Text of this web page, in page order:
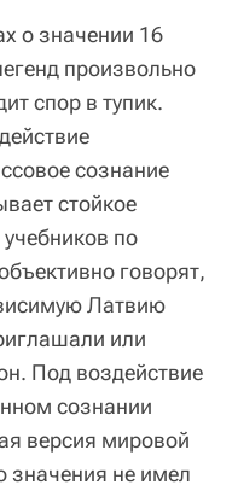
о значении ‪16
произвольно
спор в тупик.
сознание
стойкое
по
говорят,
Латвию
или
Под воздействие
сознании
версия мировой
значения не имел